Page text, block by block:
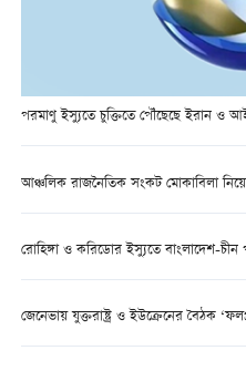
পরমাণু ইস্যুতে চুক্তিতে পৌঁছেছে ইরান ও
আঞ্চলিক রাজনৈতিক সংকট মোকাবিলা
রোহিঙ্গা ও করিডোর ইস্যুতে বাংলাদেশ-চীন
জেনেভায় যুক্তরাষ্ট্র ও ইউক্রেনের বৈঠক